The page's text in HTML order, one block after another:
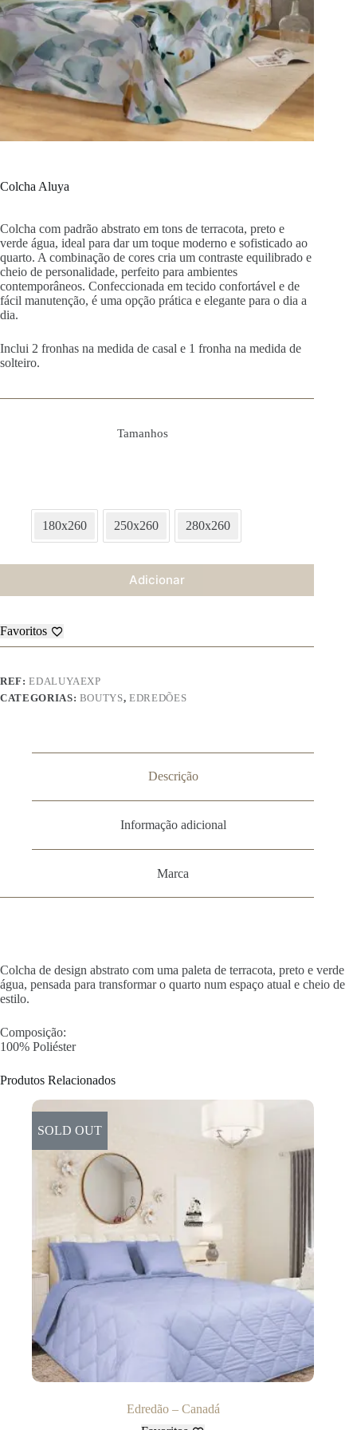
Colcha Aluya
Colcha com padrão abstrato em tons de terracota, preto e
verde água, ideal para dar um toque moderno e sofisticado ao
quarto. A combinação de cores cria um contraste equilibrado e
cheio de personalidade, perfeito para ambientes
contemporâneos. Confeccionada em tecido confortável e de
fácil manutenção, é uma opção prática e elegante para o dia a
dia.
Inclui 2 fronhas na medida de casal e 1 fronha na medida de
solteiro.
Tamanhos
180x260 250x260 280x260
Adicionar
Favoritos
REF:EDALUYAEXP
CATEGORIAS: BOUTYS,EDREDÕES
Descrição
Informação adicional
Marca
Colcha de design abstrato com uma paleta de terracota, preto e verde
água, pensada para transformar o quarto num espaço atual e cheio de
estilo.
Composição:
100% Poliéster
Produtos Relacionados
SOLD OUT
Edredão – Canadá